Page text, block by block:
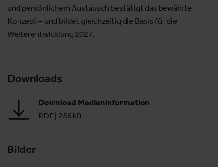
und persönlichem Austausch bestätigt das bewährte
Konzept – und bildet gleichzeitig die Basis für die
Weiterentwicklung 2027.
Downloads
Download Medieninformation
PDF 256 kB
Bilder